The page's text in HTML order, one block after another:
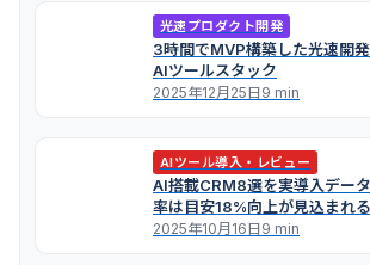
光速プロダクト開発
3時間でMVP構築した光速開
AIツールスタック
2025年12月25日9 min
AIツール導入・レビュー
AI搭載CRM8選を実導入データ
率は目安18%向上が見込まれ
2025年10月16日9 min